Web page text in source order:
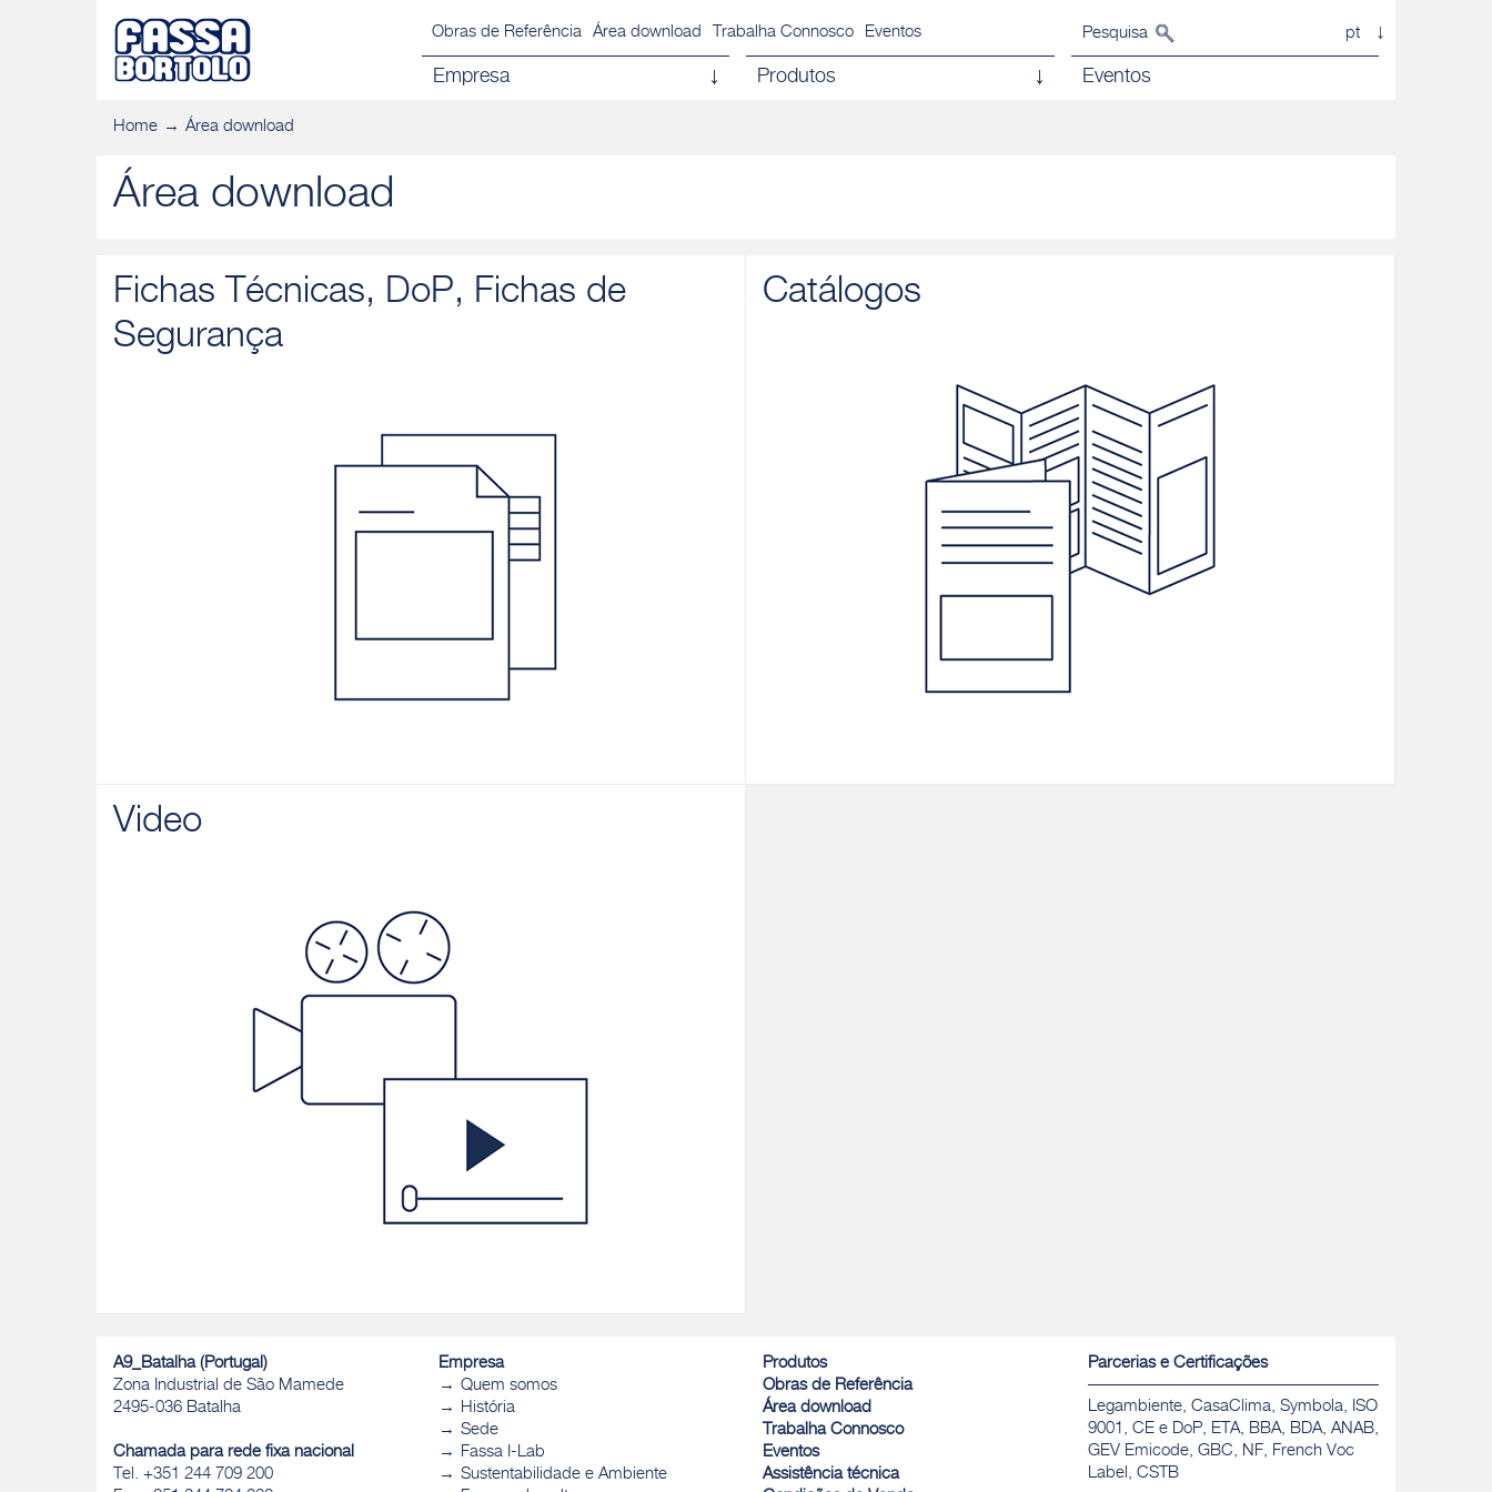
Obras de Referência Área download Trabalha Connosco Eventos Pesquisa pt
Empresa Produtos Eventos
Home Área download
Área download
Fichas Técnicas, DoP, Fichas de
Segurança
Catálogos
Video
A9_Batalha (Portugal)
Zona Industrial de São Mamede
2495-036 Batalha
Chamada para rede fixa nacional
Tel. +351 244 709 200
Empresa
Quem somos
História
Sede
Fassa I-Lab
Sustentabilidade e Ambiente
Produtos
Obras de Referência
Área download
Trabalha Connosco
Eventos
Assistência técnica
Parcerias e Certificações
Legambiente, CasaClima, Symbola, ISO
9001, CE e DoP, ETA, BBA, BDA, ANAB,
GEV Emicode, GBC, NF, French Voc
Label, CSTB